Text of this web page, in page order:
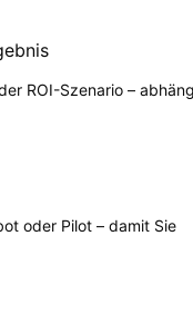
ROI-Szenario –
oder Pilot – damit Sie